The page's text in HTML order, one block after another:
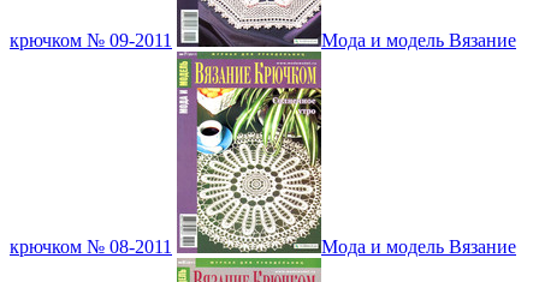
крючком № 09-2011 Мода и модель Вязание
крючком № 08-2011 Мода и модель Вязание